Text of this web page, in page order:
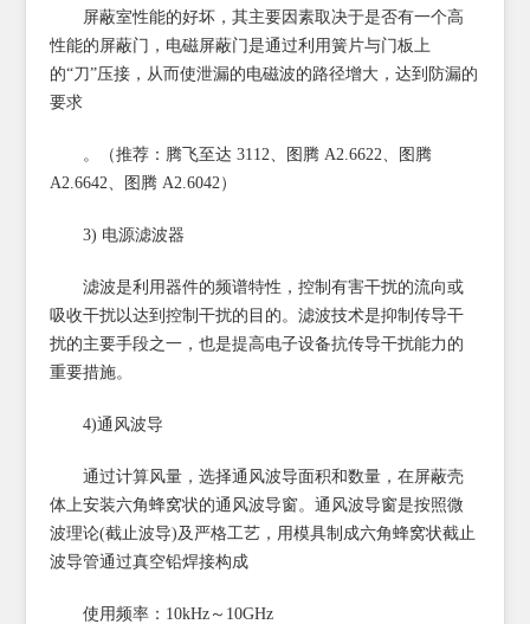
屏蔽室性能的好坏，其主要因素取决于是否有一个高
性能的屏蔽门，电磁屏蔽门是通过利用簧片与门板上
的“刀”压接，从而使泄漏的电磁波的路径增大，达到防漏的
要求
。（推荐：腾飞至达 3112、图腾 A2.6622、图腾
A2.6642、图腾 A2.6042）
3) 电源滤波器
滤波是利用器件的频谱特性，控制有害干扰的流向或
吸收干扰以达到控制干扰的目的。滤波技术是抑制传导干
扰的主要手段之一，也是提高电子设备抗传导干扰能力的
重要措施。
4)通风波导
通过计算风量，选择通风波导面积和数量，在屏蔽壳
体上安装六角蜂窝状的通风波导窗。通风波导窗是按照微
波理论(截止波导)及严格工艺，用模具制成六角蜂窝状截止
波导管通过真空铅焊接构成
使用频率：10kHz～10GHz